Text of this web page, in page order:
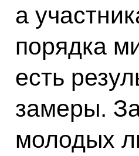
а
порядка
есть
замеры.
молодых